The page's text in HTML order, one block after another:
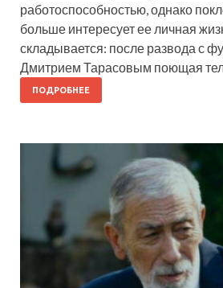
работоспособностью, однако
больше интересует ее личная
складывается: после развода с
Дмитрием Тарасовым поющая
ПОДРОБНЕЕ